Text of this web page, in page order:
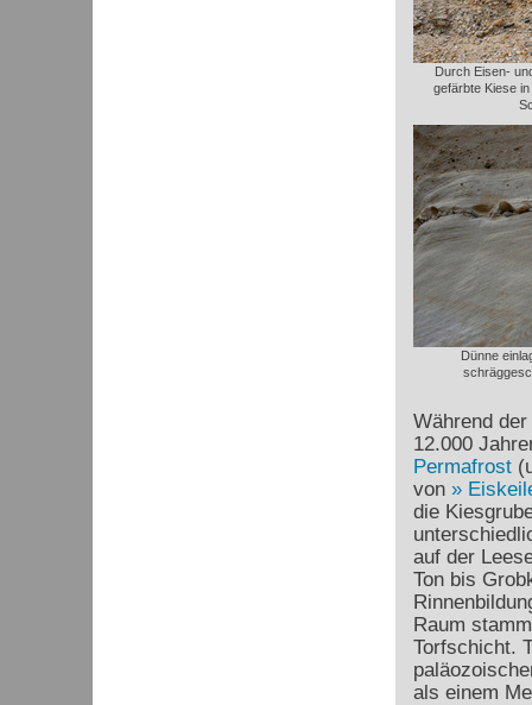
Durch Eisen-
gefärbte Kiese
Dünne
Während
12.000
Permafrost
von
die
auf der
Ton bis
Raum
Torfschicht.
als einem